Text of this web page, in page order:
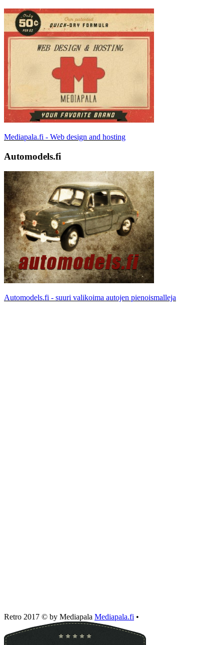
Mediapala.fi - Web design and hosting
Automodels.fi
Automodels.fi - suuri valikoima autojen pienoismalleja
Retro 2017 © by Mediapala Mediapala.fi •